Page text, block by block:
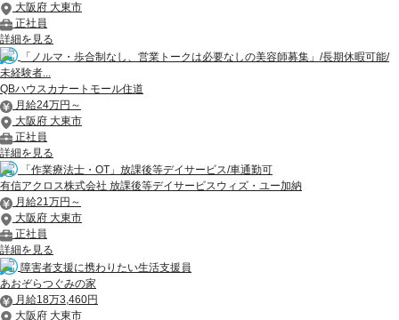
大阪府 大東市
正社員
詳細を見る
「ノルマ・歩合制なし、営業トークは必要なしの美容師募集」/長期休暇可能/
未経験者...
QBハウスカナートモール住道
月給24万円～
大阪府 大東市
正社員
詳細を見る
「作業療法士・OT」放課後等デイサービス/車通勤可
有信アクロス株式会社 放課後等デイサービスウィズ・ユー加納
月給21万円～
大阪府 大東市
正社員
詳細を見る
障害者支援に携わりたい生活支援員
あおぞらつぐみの家
月給18万3,460円
大阪府 大東市